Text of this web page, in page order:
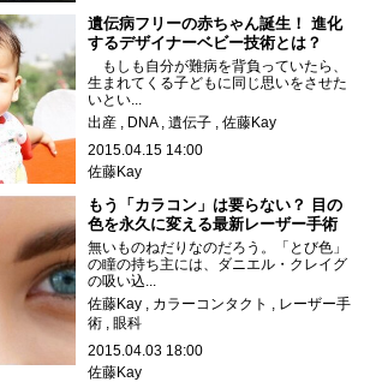
遺伝病フリーの赤ちゃん誕生！ 進化
するデザイナーベビー技術とは？
もしも自分が難病を背負っていたら、
生まれてくる子どもに同じ思いをさせた
いとい...
出産
DNA 遺伝子
佐藤Kay
2015.04.15 14:00
佐藤Kay
もう「カラコン」は要らない？ 目の
色を永久に変える最新レーザー手術
無いものねだりなのだろう。「とび色」
の瞳の持ち主には、ダニエル・クレイグ
の吸い込...
佐藤Kay
カラーコンタクト
レーザー手
術
眼科
2015.04.03 18:00
佐藤Kay